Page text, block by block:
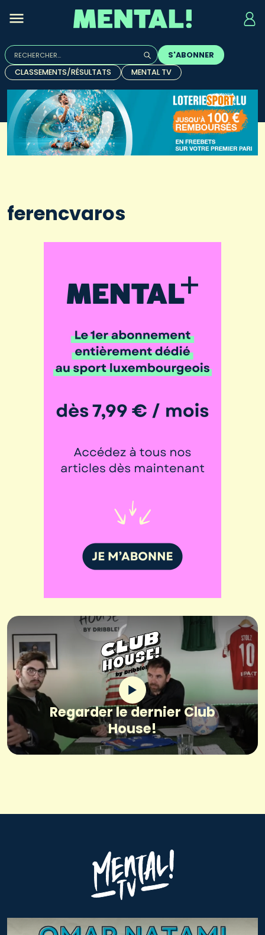
Rechercher :
Quand les résultats de l'auto-complétion sont
S'ABONNER
CLASSEMENTS/RÉSULTATS
MENTAL TV
ferencvaros
Regarder le dernier Club
House!